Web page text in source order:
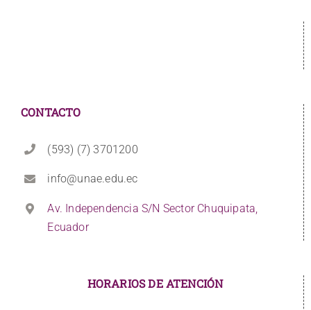
CONTACTO
(593) (7) 3701200
info@unae.edu.ec
Av. Independencia S/N Sector Chuquipata,
Ecuador
HORARIOS DE ATENCIÓN